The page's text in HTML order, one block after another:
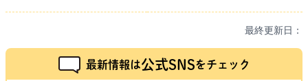
最終更新日：
最新情報は公式SNSをチェック